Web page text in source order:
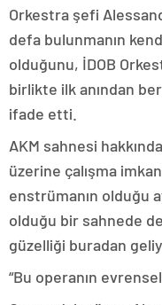
Orkestra şefi
defa bulunmanın
olduğunu, İDOB
birlikte ilk anından
ifade etti.
AKM sahnesi
üzerine çalışma
enstrümanın olduğu
olduğu bir sahnede
güzelliği buradan
“Bu operanın